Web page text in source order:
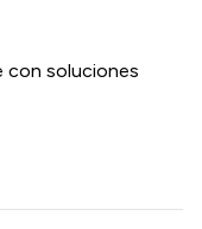
con soluciones